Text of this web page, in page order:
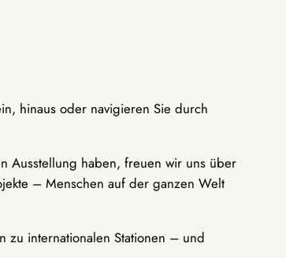
hinaus oder navigieren Sie durch
Ausstellung haben, freuen wir uns über
– Menschen auf der ganzen Welt
zu internationalen Stationen – und